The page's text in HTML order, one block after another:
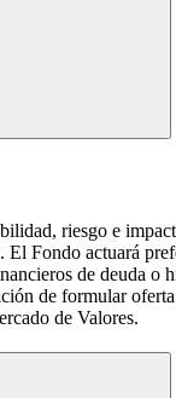
riesgo e
Fondo actuará
de deuda o
de formular
de Valores.